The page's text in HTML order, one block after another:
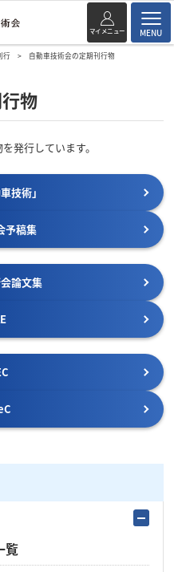
マイメニュー MENU
行 自動車技術会の定期刊行物
物
発行しています。
技術」
予稿集
論文集
覧